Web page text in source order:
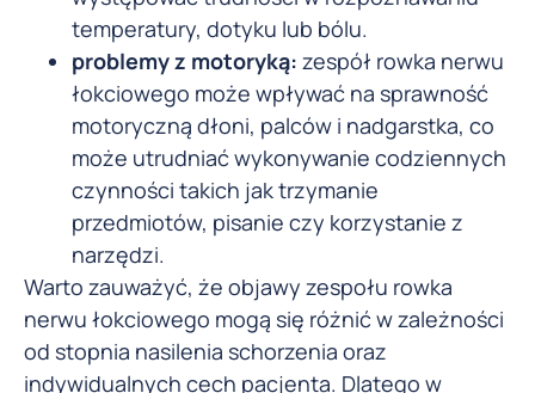
temperatury, dotyku lub bólu.
problemy z motoryką: zespół rowka nerwu
łokciowego może wpływać na sprawność
motoryczną dłoni, palców i nadgarstka, co
może utrudniać wykonywanie codziennych
czynności takich jak trzymanie
przedmiotów, pisanie czy korzystanie z
narzędzi.
Warto zauważyć, że objawy zespołu rowka
nerwu łokciowego mogą się różnić w zależności
od stopnia nasilenia schorzenia oraz
indywidualnych cech pacjenta. Dlatego w